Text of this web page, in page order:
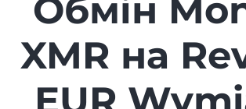
Обмін
XMR на